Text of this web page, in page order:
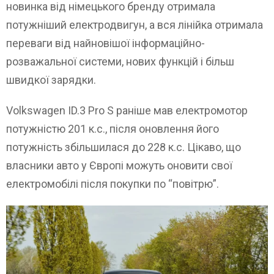
новинка від німецького бренду отримала
потужніший електродвигун, а вся лінійка отримала
переваги від найновішої інформаційно-
розважальної системи, нових функцій і більш
швидкої зарядки.
Volkswagen ID.3 Pro S раніше мав електромотор
потужністю 201 к.с., після оновлення його
потужність збільшилася до 228 к.с. Цікаво, що
власники авто у Європі можуть оновити свої
електромобілі після покупки по “повітрю”.